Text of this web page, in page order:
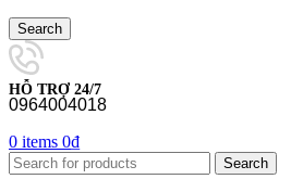
Search
HỖ TRỢ 24/7
0964004018
0 items 0₫
Search